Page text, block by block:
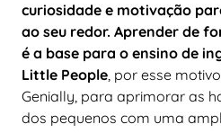
curiosidade e motivação
ao seu redor. Aprender de
é a base para o ensino de
Little People, por esse
Genially, para aprimorar as
dos pequenos com uma